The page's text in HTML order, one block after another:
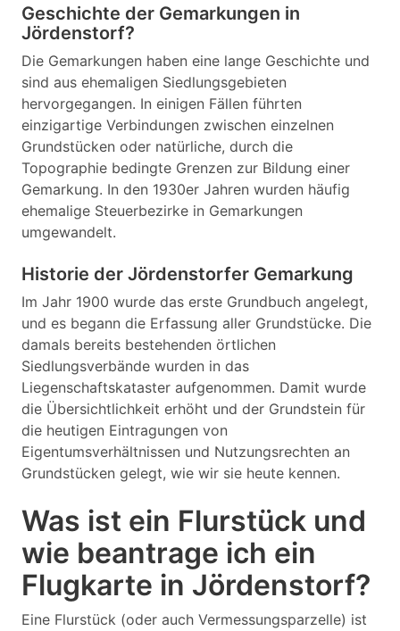
Geschichte der Gemarkungen in
Jördenstorf?
Die Gemarkungen haben eine lange Geschichte und
sind aus ehemaligen Siedlungsgebieten
hervorgegangen. In einigen Fällen führten
einzigartige Verbindungen zwischen einzelnen
Grundstücken oder natürliche, durch die
Topographie bedingte Grenzen zur Bildung einer
Gemarkung. In den 1930er Jahren wurden häufig
ehemalige Steuerbezirke in Gemarkungen
umgewandelt.
Historie der Jördenstorfer Gemarkung
Im Jahr 1900 wurde das erste Grundbuch angelegt,
und es begann die Erfassung aller Grundstücke. Die
damals bereits bestehenden örtlichen
Siedlungsverbände wurden in das
Liegenschaftskataster aufgenommen. Damit wurde
die Übersichtlichkeit erhöht und der Grundstein für
die heutigen Eintragungen von
Eigentumsverhältnissen und Nutzungsrechten an
Grundstücken gelegt, wie wir sie heute kennen.
Was ist ein Flurstück und
wie beantrage ich ein
Flugkarte in Jördenstorf?
Eine Flurstück (oder auch Vermessungsparzelle) ist